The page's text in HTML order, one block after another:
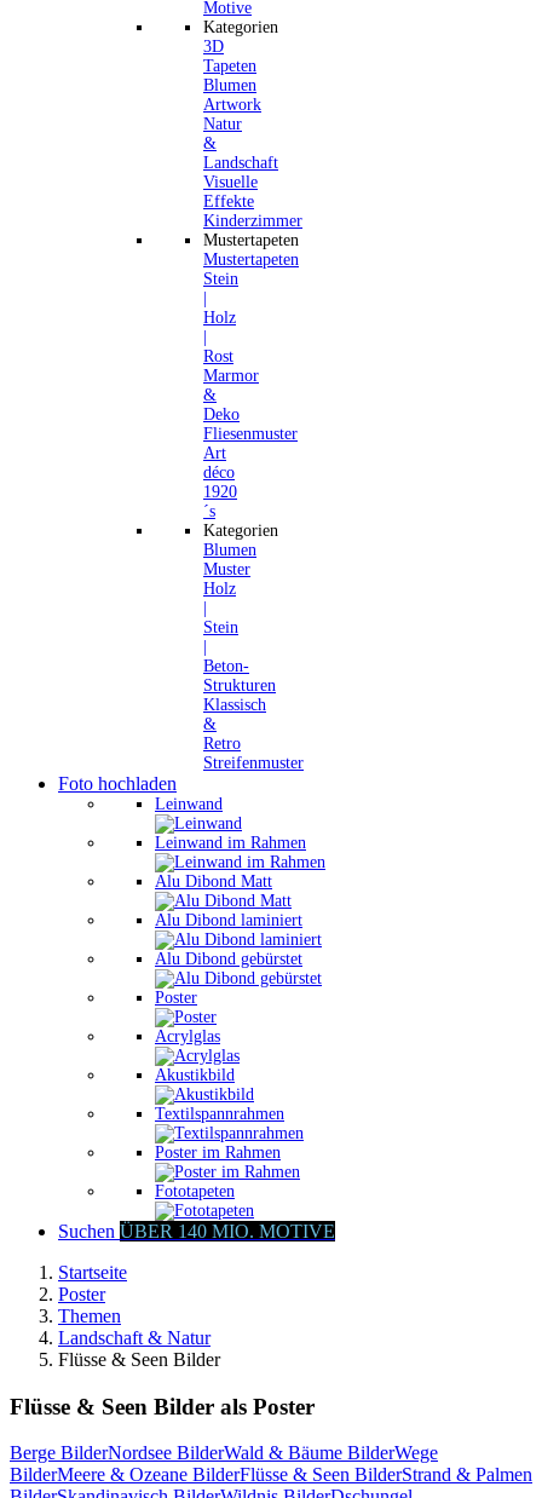
Motive
Kategorien
3D
Tapeten
Blumen
Artwork
Natur
&
Landschaft
Visuelle
Effekte
Kinderzimmer
Mustertapeten
Mustertapeten
Stein
Holz
Rost
Marmor
&
Deko
Fliesenmuster
Art
déco
1920
´s
Kategorien
Blumen
Muster
Holz
Stein
Beton-
Strukturen
Klassisch
&
Retro
Streifenmuster
Foto hochladen
Leinwand
Leinwand im Rahmen
Alu Dibond Matt
Alu Dibond laminiert
Alu Dibond gebürstet
Poster
Acrylglas
Akustikbild
Textilspannrahmen
Poster im Rahmen
Fototapeten
Suchen ÜBER 140 MIO. MOTIVE
Startseite
Poster
Themen
Landschaft & Natur
Flüsse & Seen Bilder
Flüsse & Seen Bilder als Poster
Berge BilderNordsee BilderWald & Bäume BilderWege
BilderMeere & Ozeane BilderFlüsse & Seen BilderStrand & Palmen